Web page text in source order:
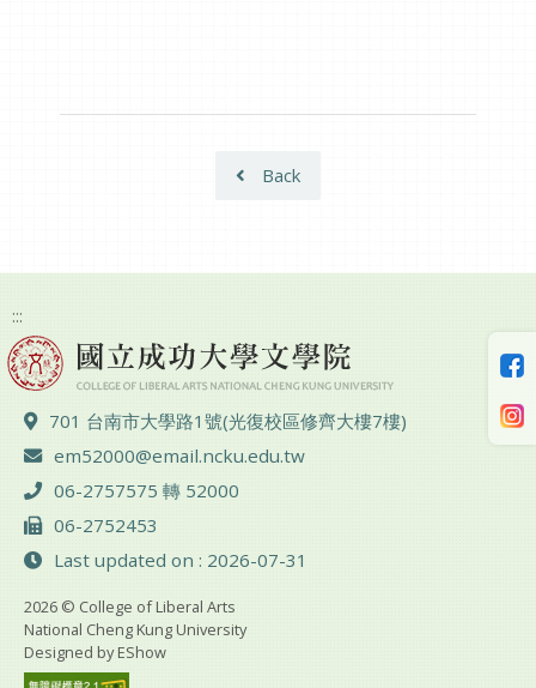
Back
:::
ADD :
701 台南市大學路1號(光復校區修齊大樓7樓)
Email :
em52000@email.ncku.edu.tw
TEL :
06-2757575 轉 52000
FAX :
06-2752453
Last updated on : 2026-07-31
2026 © College of Liberal Arts
National Cheng Kung University
Designed byEShow